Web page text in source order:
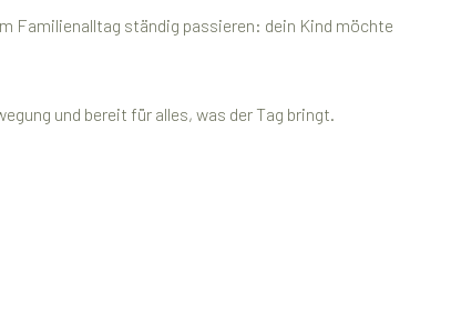
Familienalltag ständig passieren: dein Kind möchte
und bereit für alles, was der Tag bringt.